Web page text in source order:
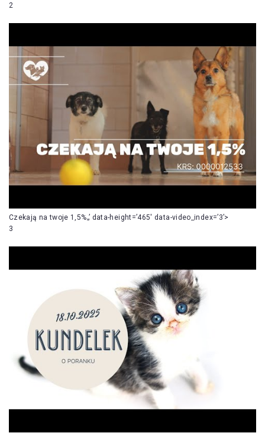
2
Czekają na twoje 1,5%„’ data-height=’465′ data-video_index=’3’>
3